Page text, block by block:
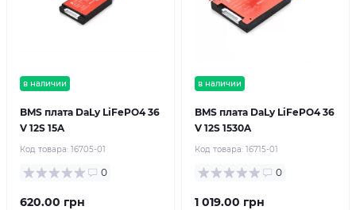
в наличии
BMS плата DaLy LiFePO4 36
V 12S 15A
Код товара: 16705-01
0
620.00 грн
в наличии
BMS плата DaLy LiFePO4 36
V 12S 1530A
Код товара: 16715-01
0
1 019.00 грн